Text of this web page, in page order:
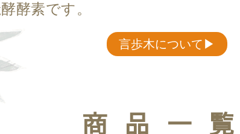
酵素です。
言歩木について▶︎
商品一覧